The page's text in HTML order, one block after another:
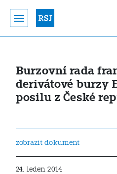
Burzovní rada
derivátové burzy
posilu z České
zobrazit dokument
24. leden 2014